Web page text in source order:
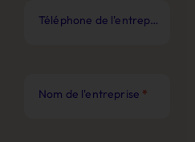
Téléphone de l'entreprise
Nom de l'entreprise *